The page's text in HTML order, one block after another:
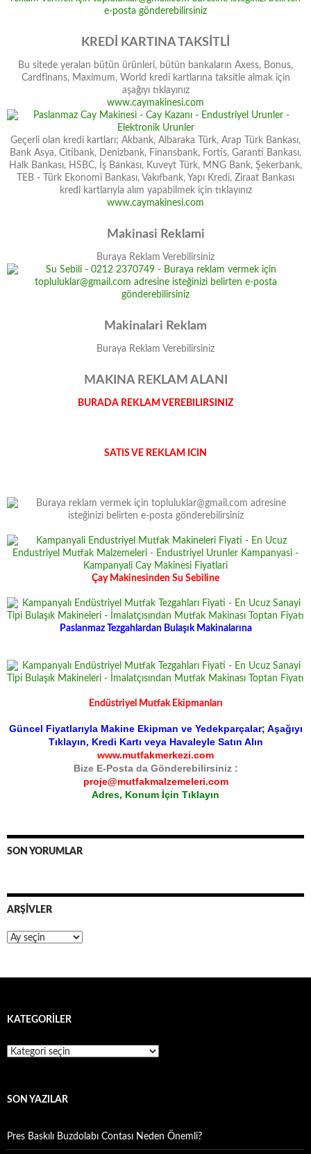
KREDİ KARTINA TAKSİTLİ
Bu sitede yeralan bütün ürünleri, bütün bankaların Axess, Bonus,
Cardfinans, Maximum, World kredi kartlarına taksitle almak için
aşağıyı tıklayınız
www.caymakinesi.com
Geçerli olan kredi kartları; Akbank, Albaraka Türk, Arap Türk Bankası,
Bank Asya, Citibank, Denizbank, Finansbank, Fortis, Garanti Bankası,
Halk Bankası, HSBC, İş Bankası, Kuveyt Türk, MNG Bank, Şekerbank,
TEB - Türk Ekonomi Bankası, Vakıfbank, Yapı Kredi, Ziraat Bankası
kredi kartlarıyla alım yapabilmek için tıklayınız
www.caymakinesi.com
Makinasi Reklami
Buraya Reklam Verebilirsiniz
Makinalari Reklam
Buraya Reklam Verebilirsiniz
MAKINA REKLAM ALANI
BURADA REKLAM VEREBILIRSINIZ
SATIS VE REKLAM ICIN
Çay Makinesinden Su Sebiline
Paslanmaz Tezgahlardan Bulaşık Makinalarına
Endüstriyel Mutfak Ekipmanları
Güncel Fiyatlarıyla Makine Ekipman ve Yedekparçalar; Aşağıyı
Tıklayın, Kredi Kartı veya Havaleyle Satın Alın
www.mutfakmerkezi.com
Bize E-Posta da Gönderebilirsiniz :
proje@mutfakmalzemeleri.com
Adres, Konum İçin Tıklayın
SON YORUMLAR
ARŞIVLER
Arşivler
KATEGORILER
Kategoriler
SON YAZILAR
Pres Baskılı Buzdolabı Contası Neden Önemli?